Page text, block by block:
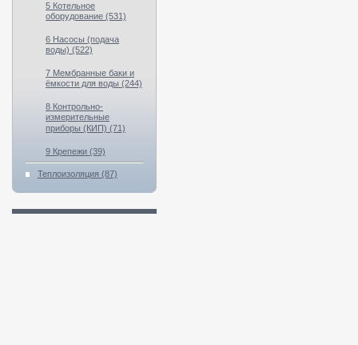
5 Котельное
оборудование (531)
6 Насосы (подача
воды) (522)
7 Мембранные баки и
ёмкости для воды (244)
8 Контрольно-
измерительные
приборы (КИП) (71)
9 Крепежи (39)
Теплоизоляция (87)